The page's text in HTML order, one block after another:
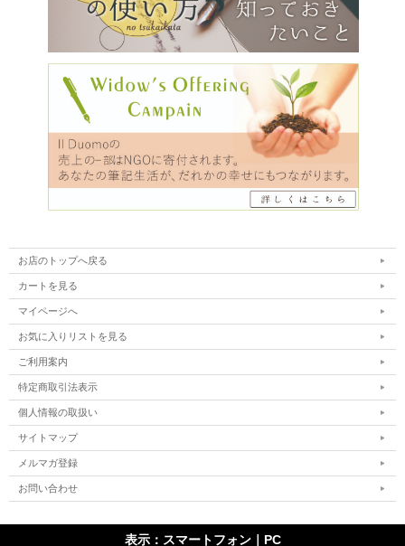
お店のトップへ戻る
カートを見る
マイページへ
お気に入りリストを見る
ご利用案内
特定商取引法表示
個人情報の取扱い
サイトマップ
メルマガ登録
お問い合わせ
表示：スマートフォン｜ PC